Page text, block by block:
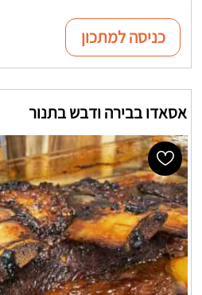
כניסה למתכון
אסאדו בבירה ודבש בתנור